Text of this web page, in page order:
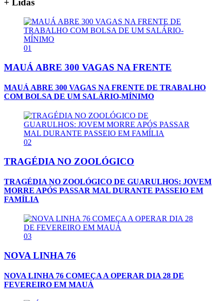
+ Lidas
01
MAUÁ ABRE 300 VAGAS NA FRENTE
MAUÁ ABRE 300 VAGAS NA FRENTE DE TRABALHO
COM BOLSA DE UM SALÁRIO-MÍNIMO
02
TRAGÉDIA NO ZOOLÓGICO
TRAGÉDIA NO ZOOLÓGICO DE GUARULHOS: JOVEM
MORRE APÓS PASSAR MAL DURANTE PASSEIO EM
FAMÍLIA
03
NOVA LINHA 76
NOVA LINHA 76 COMEÇA A OPERAR DIA 28 DE
FEVEREIRO EM MAUÁ